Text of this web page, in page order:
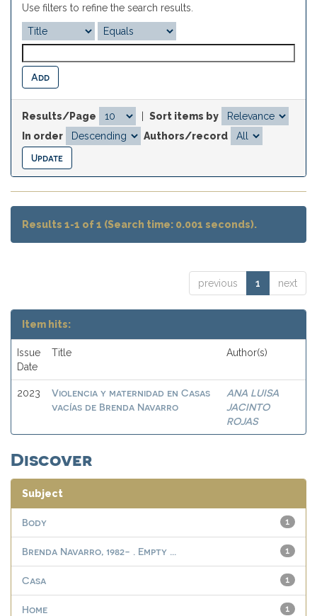
Use filters to refine the search results.
Results/Page
Sort items by
In order
Authors/record
Results 1-1 of 1 (Search time: 0.001 seconds).
previous 1 next
Item hits:
Issue
Date
Title Author(s)
2023
Violencia y maternidad en Casas
vacías de Brenda Navarro
ANA LUISA
JACINTO
ROJAS
Discover
Subject
1
Body
1
Brenda Navarro, 1982- . Empty ...
1
Casa
1
Home